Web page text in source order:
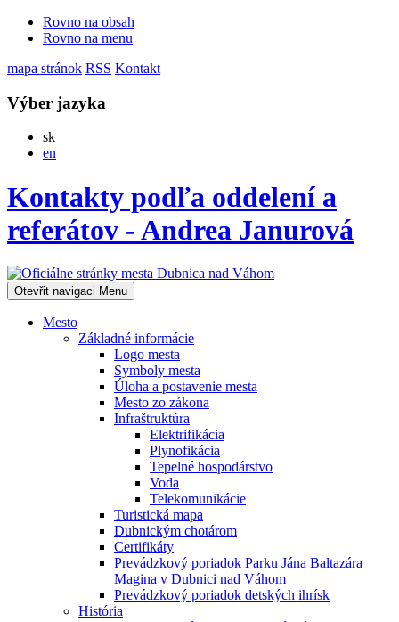
Rovno na obsah
Rovno na menu
mapa stránok RSS Kontakt
Výber jazyka
skSlovensky
en
Kontakty podľa oddelení a
referátov - Andrea Janurová
Otevřit navigaci Menu
Mesto
Základné informácie
Logo mesta
Symboly mesta
Úloha a postavenie mesta
Mesto zo zákona
Infraštruktúra
Elektrifikácia
Plynofikácia
Tepelné hospodárstvo
Voda
Telekomunikácie
Turistická mapa
Dubnickým chotárom
Certifikáty
Prevádzkový poriadok Parku Jána Baltazára
Magina v Dubnici nad Váhom
Prevádzkový poriadok detských ihrísk
História